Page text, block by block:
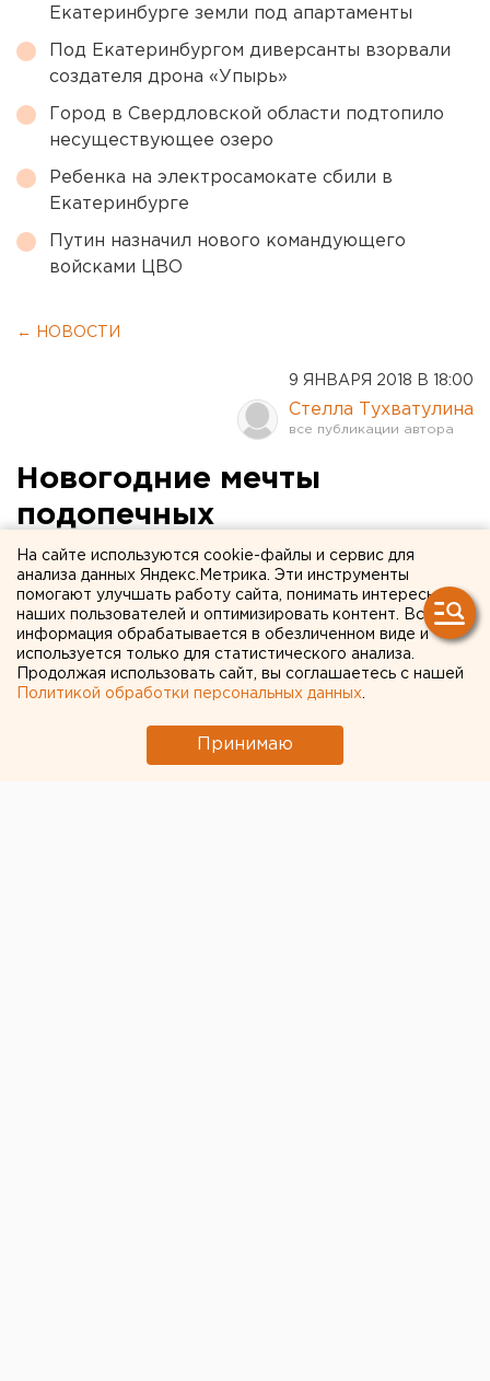
Екатеринбурге земли под апартаменты
Под Екатеринбургом диверсанты взорвали
создателя дрона «Упырь»
Город в Свердловской области подтопило
несуществующее озеро
Ребенка на электросамокате сбили в
Екатеринбурге
Путин назначил нового командующего
войсками ЦВО
← НОВОСТИ
9 ЯНВАРЯ 2018 В 18:00
Стелла Тухватулина
Новогодние мечты
подопечных
екатеринбургского
детского хосписа
воплотили в жизнь
На сайте используются cookie-файлы и сервис для
анализа данных Яндекс.Метрика. Эти инструменты
помогают улучшать работу сайта, понимать интересы
наших пользователей и оптимизировать контент. Вся
информация обрабатывается в обезличенном виде и
используется только для статистического анализа.
Продолжая использовать сайт, вы соглашаетесь с нашей
Политикой обработки персональных данных
Принимаю